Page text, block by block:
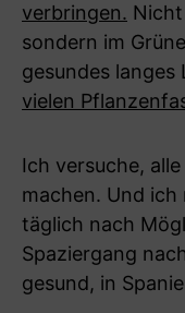
verbringen.
sondern im
gesundes langes
vielen
Ich versuche,
machen. Und ich
täglich nach
Spaziergang
gesund, in